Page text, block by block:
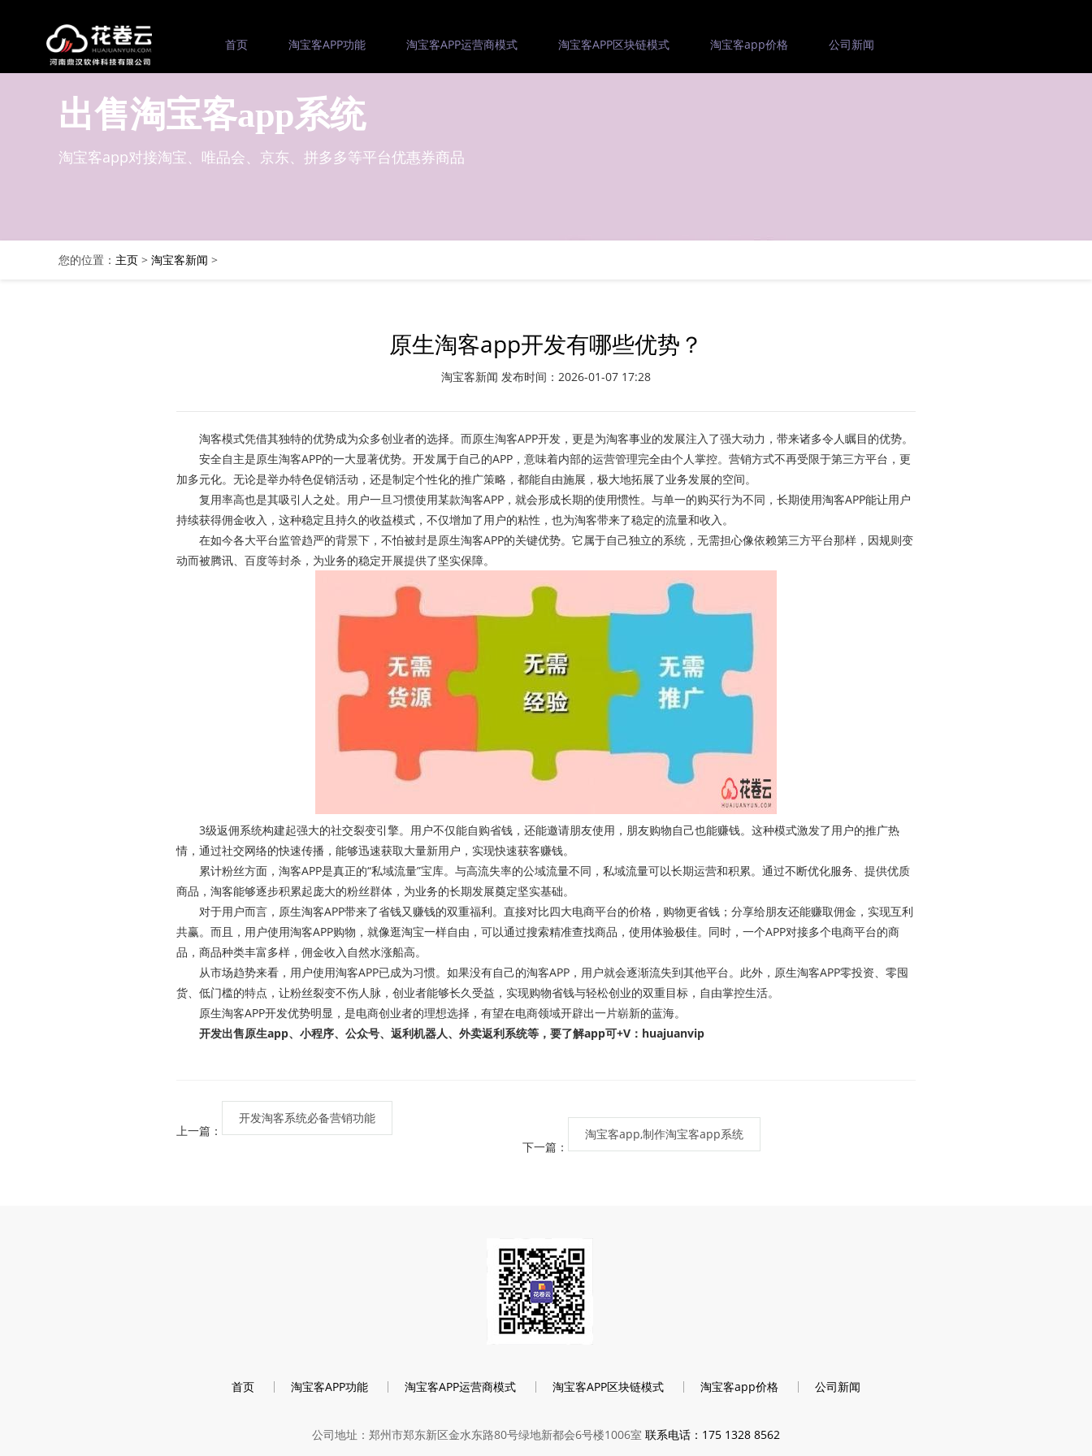
首页 淘宝客APP功能 淘宝客APP运营商模式 淘宝客APP区块链模式 淘宝客app价格 公司新闻
出售淘宝客app系统
淘宝客app对接淘宝、唯品会、京东、拼多多等平台优惠券商品
您的位置： 主页 > 淘宝客新闻 >
原生淘客app开发有哪些优势？
淘宝客新闻 发布时间：2026-01-07 17:28
淘客模式凭借其独特的优势成为众多创业者的选择。而原生淘客APP开发，更是为淘客事业的发展注入了强大动力，带来诸多令人瞩目的优势。
安全自主是原生淘客APP的一大显著优势。开发属于自己的APP，意味着内部的运营管理完全由个人掌控。营销方式不再受限于第三方平台，更
加多元化。无论是举办特色促销活动，还是制定个性化的推广策略，都能自由施展，极大地拓展了业务发展的空间。
复用率高也是其吸引人之处。用户一旦习惯使用某款淘客APP，就会形成长期的使用惯性。与单一的购买行为不同，长期使用淘客APP能让用户
持续获得佣金收入，这种稳定且持久的收益模式，不仅增加了用户的粘性，也为淘客带来了稳定的流量和收入。
在如今各大平台监管趋严的背景下，不怕被封是原生淘客APP的关键优势。它属于自己独立的系统，无需担心像依赖第三方平台那样，因规则变
动而被腾讯、百度等封杀，为业务的稳定开展提供了坚实保障。
3级返佣系统构建起强大的社交裂变引擎。用户不仅能自购省钱，还能邀请朋友使用，朋友购物自己也能赚钱。这种模式激发了用户的推广热
情，通过社交网络的快速传播，能够迅速获取大量新用户，实现快速获客赚钱。
累计粉丝方面，淘客APP是真正的“私域流量”宝库。与高流失率的公域流量不同，私域流量可以长期运营和积累。通过不断优化服务、提供优质
商品，淘客能够逐步积累起庞大的粉丝群体，为业务的长期发展奠定坚实基础。
对于用户而言，原生淘客APP带来了省钱又赚钱的双重福利。直接对比四大电商平台的价格，购物更省钱；分享给朋友还能赚取佣金，实现互利
共赢。而且，用户使用淘客APP购物，就像逛淘宝一样自由，可以通过搜索精准查找商品，使用体验极佳。同时，一个APP对接多个电商平台的商
品，商品种类丰富多样，佣金收入自然水涨船高。
从市场趋势来看，用户使用淘客APP已成为习惯。如果没有自己的淘客APP，用户就会逐渐流失到其他平台。此外，原生淘客APP零投资、零囤
货、低门槛的特点，让粉丝裂变不伤人脉，创业者能够长久受益，实现购物省钱与轻松创业的双重目标，自由掌控生活。
原生淘客APP开发优势明显，是电商创业者的理想选择，有望在电商领域开辟出一片崭新的蓝海。
开发出售原生app、小程序、公众号、返利机器人、外卖返利系统等，要了解app可+V：huajuanvip
上一篇：
开发淘客系统必备营销功能
下一篇：
淘宝客app,制作淘宝客app系统
首页 淘宝客APP功能 淘宝客APP运营商模式 淘宝客APP区块链模式 淘宝客app价格 公司新闻
公司地址：郑州市郑东新区金水东路80号绿地新都会6号楼1006室 联系电话：175 1328 8562